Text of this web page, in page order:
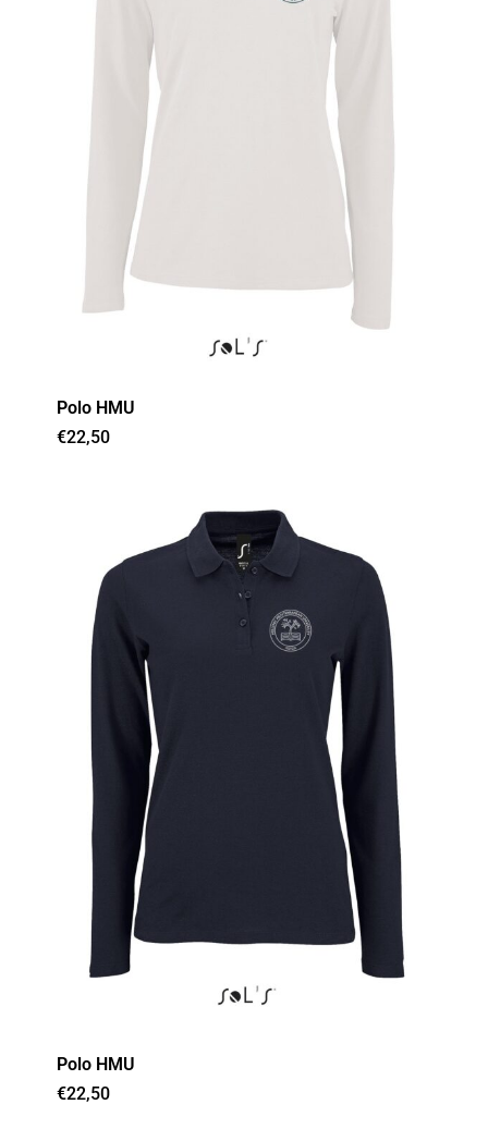
Polo HMU
€22,50
Polo HMU
€22,50